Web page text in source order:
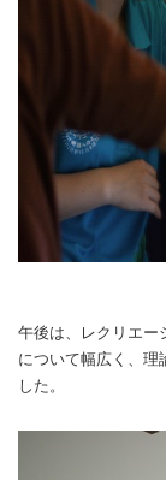
午後は、レクリエー
について幅広く、理
した。